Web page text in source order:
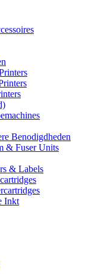
Benodigdheden
& Fuser Units
& Labels
Inkt